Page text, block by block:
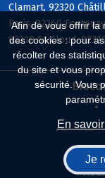
Afin de vous offrir la
des cookies : pour
récolter des
du site et vous
sécurité. Vous
En
Je
Clamart, 92320
Paris, 92260
92210 St-Cloud,